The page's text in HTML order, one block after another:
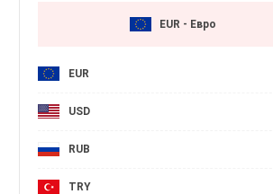
EUR - Евро
EUR
USD
RUB
TRY